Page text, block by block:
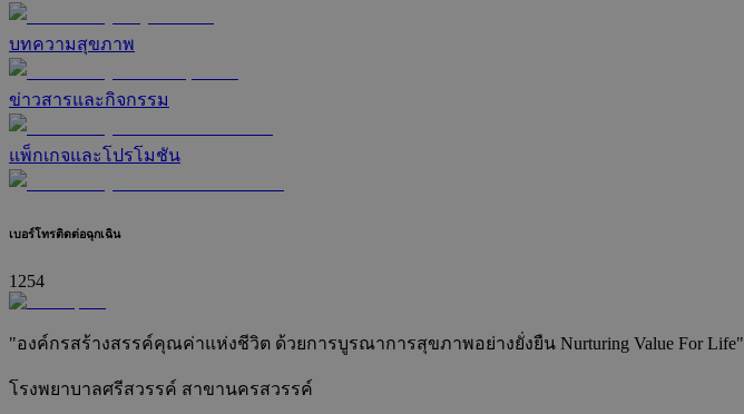
บทความสุขภาพ
ข่าวสารและกิจกรรม
แพ็กเกจและโปรโมชัน
เบอร์โทรติดต่อฉุกเฉิน
1254
"องค์กรสร้างสรรค์คุณค่าแห่งชีวิต ด้วยการบูรณาการสุขภาพอย่างยั่งยืน Nurturing Value For Life"
โรงพยาบาลศรีสวรรค์ สาขานครสวรรค์